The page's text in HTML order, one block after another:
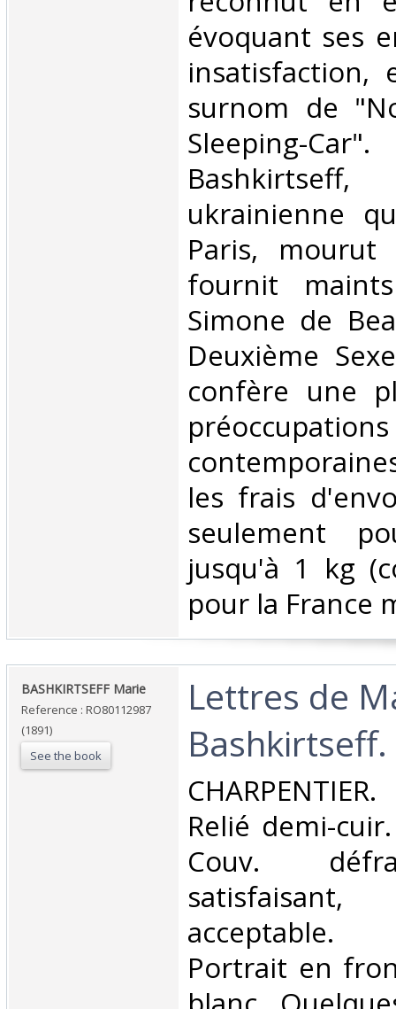
évoquant ses
insatisfaction,
surnom de
Sleeping-
ukrainienne
Paris,
fournit
Simone de
Deuxième
confère une
les frais
seulement
jusqu'à 1 kg
pour la France
‎BASHKIRTSEFF Marie‎
Reference : RO80112987
(1891)
See the book
‎Lettres de
Bashkirtseff.‎
Relié demi-
Couv.
Portrait en